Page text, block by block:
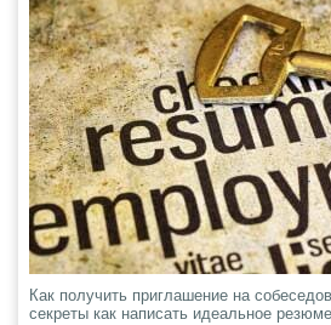
Как получить приглашение на
секреты как написать идеальное